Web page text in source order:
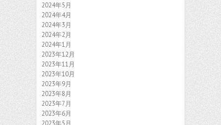
2024年5月
2024年4月
2024年3月
2024年2月
2024年1月
2023年12月
2023年11月
2023年10月
2023年9月
2023年8月
2023年7月
2023年6月
2023年5月